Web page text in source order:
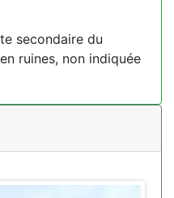
secondaire du
ruines, non indiquée